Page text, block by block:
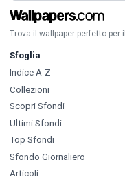
Trova il wallpaper perfetto per
Sfoglia
Indice A-Z
Collezioni
Scopri Sfondi
Ultimi Sfondi
Top Sfondi
Sfondo Giornaliero
Articoli